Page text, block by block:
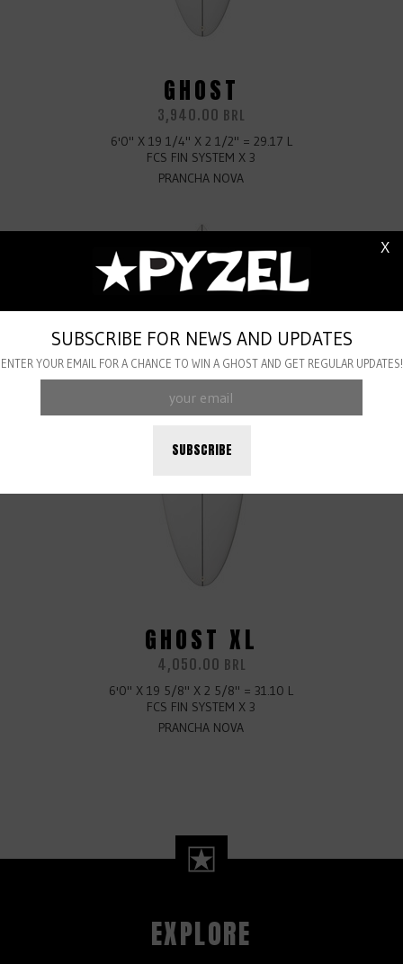
GHOST
3,940.00 BRL
6'0" X 19 1/4" X 2 1/2" = 29.17 L
FCS FIN SYSTEM X 3
PRANCHA NOVA
GHOST XL
4,050.00 BRL
6'0" X 19 5/8" X 2 5/8" = 31.10 L
FCS FIN SYSTEM X 3
PRANCHA NOVA
X
SUBSCRIBE FOR NEWS AND UPDATES
ENTER YOUR EMAIL FOR A CHANCE TO WIN A GHOST AND GET REGULAR UPDATES!
SUBSCRIBE
EXPLORE